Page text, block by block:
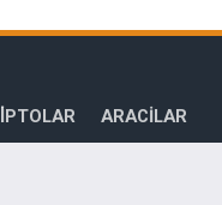
ARACILAR